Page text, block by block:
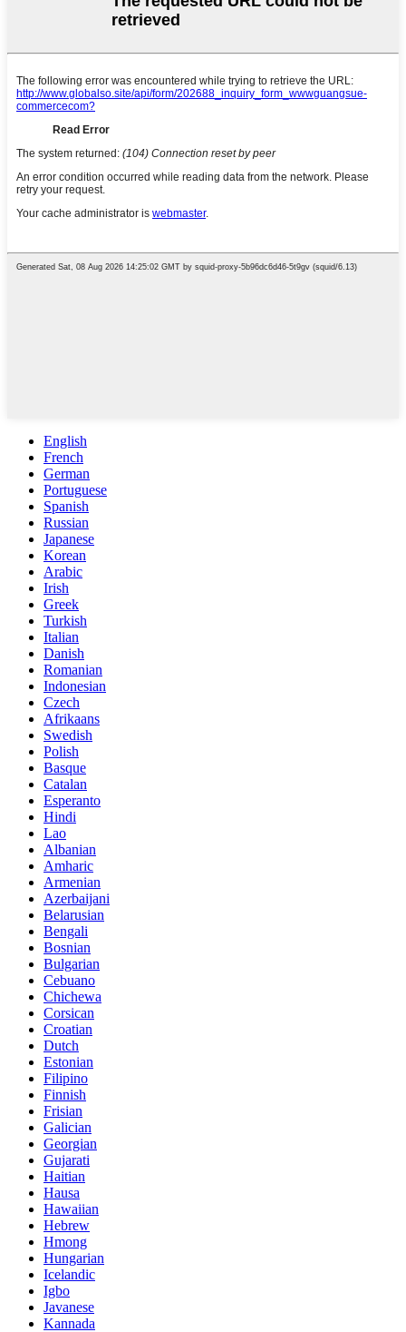
English
French
German
Portuguese
Spanish
Russian
Japanese
Korean
Arabic
Irish
Greek
Turkish
Italian
Danish
Romanian
Indonesian
Czech
Afrikaans
Swedish
Polish
Basque
Catalan
Esperanto
Hindi
Lao
Albanian
Amharic
Armenian
Azerbaijani
Belarusian
Bengali
Bosnian
Bulgarian
Cebuano
Chichewa
Corsican
Croatian
Dutch
Estonian
Filipino
Finnish
Frisian
Galician
Georgian
Gujarati
Haitian
Hausa
Hawaiian
Hebrew
Hmong
Hungarian
Icelandic
Igbo
Javanese
Kannada